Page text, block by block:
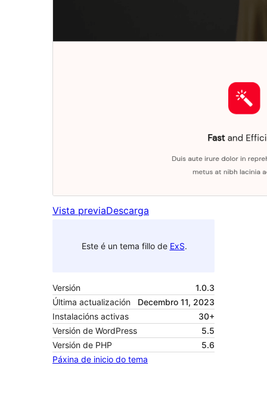
Vista previaDescarga
Este é un tema fillo de ExS.
Versión
1.0.3
Última actualización
Decembro 11, 2023
Instalacións activas
30+
Versión de WordPress
5.5
Versión de PHP
5.6
Páxina de inicio do tema